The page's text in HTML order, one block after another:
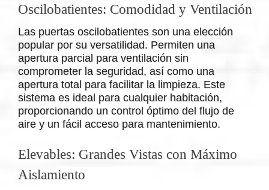
Oscilobatientes: Comodidad y Ventilación
Las puertas oscilobatientes son una elección
popular por su versatilidad. Permiten una
apertura parcial para ventilación sin
comprometer la seguridad, así como una
apertura total para facilitar la limpieza. Este
sistema es ideal para cualquier habitación,
proporcionando un control óptimo del flujo de
aire y un fácil acceso para mantenimiento.
Elevables: Grandes Vistas con Máximo
Aislamiento